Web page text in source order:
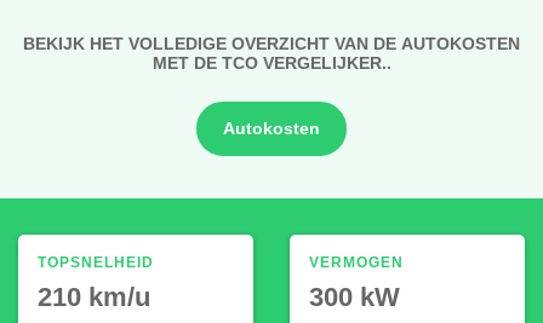
BEKIJK HET VOLLEDIGE OVERZICHT VAN DE AUTOKOSTEN
MET DE TCO VERGELIJKER..
Autokosten
TOPSNELHEID
210 km/u
VERMOGEN
300 kW